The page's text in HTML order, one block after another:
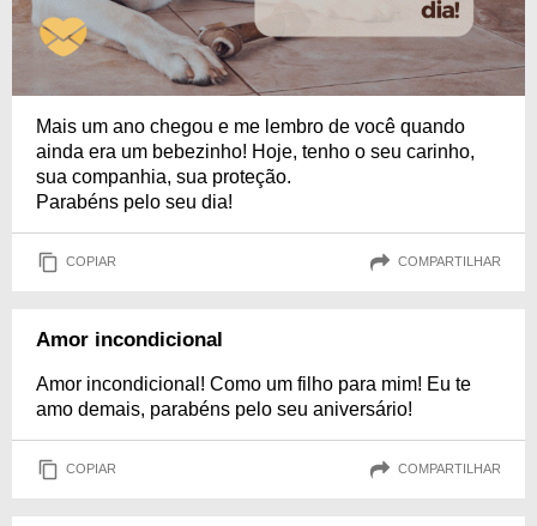
Mais um ano chegou e me lembro de você quando
ainda era um bebezinho! Hoje, tenho o seu carinho,
sua companhia, sua proteção.
Parabéns pelo seu dia!
COPIAR COMPARTILHAR
Amor incondicional
Amor incondicional! Como um filho para mim! Eu te
amo demais, parabéns pelo seu aniversário!
COPIAR COMPARTILHAR